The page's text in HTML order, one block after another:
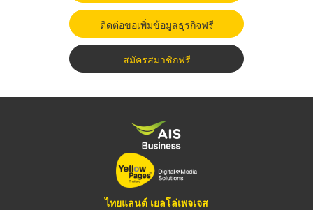
ติดต่อขอเพิ่มข้อมูลธุรกิจฟรี
สมัครสมาชิกฟรี
ไทยแลนด์ เยลโล่เพจเจส